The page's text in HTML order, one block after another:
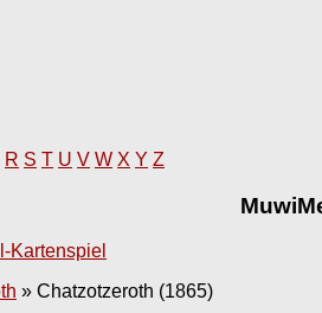
R S T U V W X Y Z
» Chatzotzeroth (1865)